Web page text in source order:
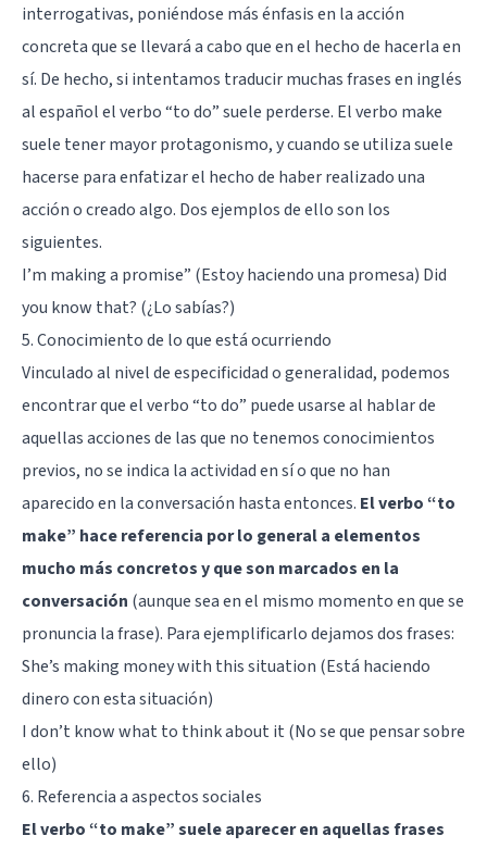
interrogativas, poniéndose más énfasis en la acción
concreta que se llevará a cabo que en el hecho de hacerla en
sí. De hecho, si intentamos traducir muchas frases en inglés
al español el verbo “to do” suele perderse. El verbo make
suele tener mayor protagonismo, y cuando se utiliza suele
hacerse para enfatizar el hecho de haber realizado una
acción o creado algo. Dos ejemplos de ello son los
siguientes.
I’m making a promise” (Estoy haciendo una promesa) Did
you know that? (¿Lo sabías?)
5. Conocimiento de lo que está ocurriendo
Vinculado al nivel de especificidad o generalidad, podemos
encontrar que el verbo “to do” puede usarse al hablar de
aquellas acciones de las que no tenemos conocimientos
previos, no se indica la actividad en sí o que no han
aparecido en la conversación hasta entonces. El verbo “to
make” hace referencia por lo general a elementos
mucho más concretos y que son marcados en la
conversación (aunque sea en el mismo momento en que se
pronuncia la frase). Para ejemplificarlo dejamos dos frases:
She’s making money with this situation (Está haciendo
dinero con esta situación)
I don’t know what to think about it (No se que pensar sobre
ello)
6. Referencia a aspectos sociales
El verbo “to make” suele aparecer en aquellas frases